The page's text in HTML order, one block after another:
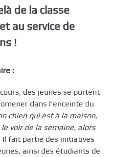
de la classe
au service de
!
:
des jeunes se portent
dans l’enceinte du
chien qui est à la maison,
voir de la semaine, alors
Il fait partie des initiatives
ainsi des étudiants de